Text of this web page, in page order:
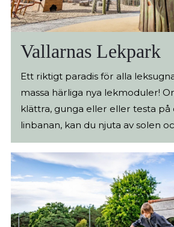
Vallarnas Lekpark
Ett riktigt paradis för alla
massa härliga nya lekmoduler!
klättra, gunga eller eller testa på
linbanan, kan du njuta av solen
någon av sittplatserna under
kaffekorgen. Barnens
promenad från centrum finns
område för stoj och lek. Den
barnens absoluta favoritplats
öppet varje dag, året om. Här finns Klätterportal